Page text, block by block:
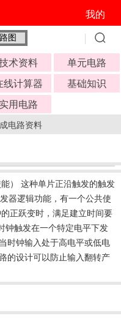
我的
术资料
单元电路
线计算器
基础知识
实用电路
电路资料
） 这种单片正沿触发的触发
器逻辑功能，有一个公共使
正跃变时，满足建立时间要
钟触发在一个特定电平下发
时钟输入处于高电平或低电
的设计可以防止输入翻转产